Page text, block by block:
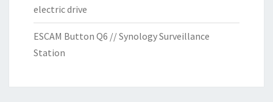
electric drive
ESCAM Button Q6 // Synology Surveillance
Station